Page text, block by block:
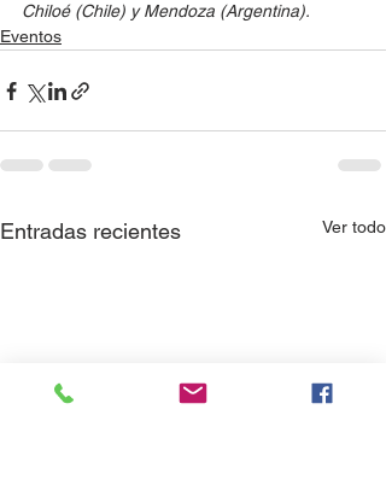
Chiloé (Chile) y Mendoza (Argentina).
Eventos
Entradas recientes Ver todo